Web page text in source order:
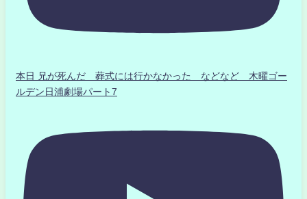
本日 兄が死んだ 葬式には行かなかった などなど 木曜ゴー
ルデン日浦劇場パート7